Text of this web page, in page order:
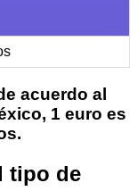
acuerdo al
1 euro es
tipo de